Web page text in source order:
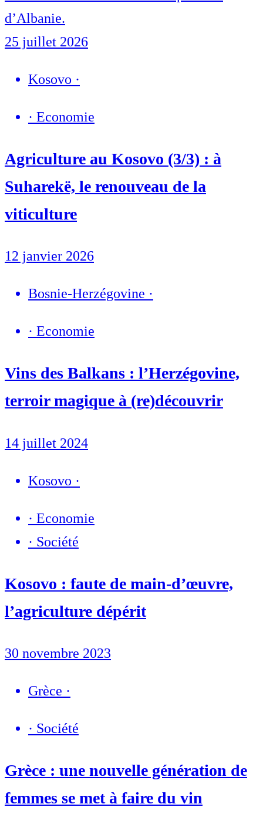
d’Albanie.
25 juillet 2026
Kosovo ·
· Economie
Agriculture au Kosovo (3/3) : à
Suharekë, le renouveau de la
viticulture
12 janvier 2026
Bosnie-Herzégovine ·
· Economie
Vins des Balkans : l’Herzégovine,
terroir magique à (re)découvrir
14 juillet 2024
Kosovo ·
· Economie
· Société
Kosovo : faute de main-d’œuvre,
l’agriculture dépérit
30 novembre 2023
Grèce ·
· Société
Grèce : une nouvelle génération de
femmes se met à faire du vin